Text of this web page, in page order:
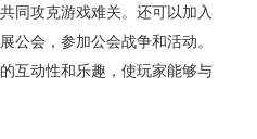
同攻克游戏难关。还可以加入
公会，参加公会战争和活动。
互动性和乐趣，使玩家能够与